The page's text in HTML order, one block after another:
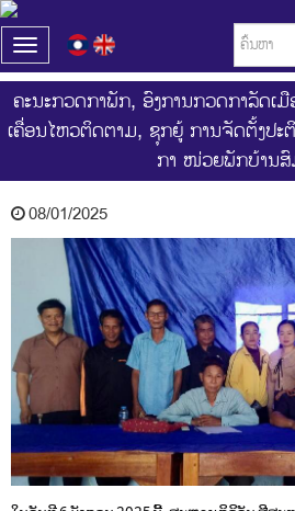
T
o
g
g
l
v
i
o
n
ຄະນະກວດກາພັກ, ອົງການກວດກາລັດເມື
ເຄື່ອນໄຫວຕິດຕາມ, ຊຸກຍູ້ ການຈັດຕັ້ງປ
ກາ ໜ່ວຍພັກບ້ານສົ
08/01/2025